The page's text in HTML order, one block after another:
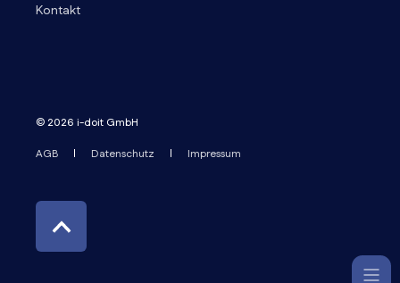
Kontakt
© 2026 i-doit GmbH
AGB Datenschutz Impressum